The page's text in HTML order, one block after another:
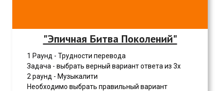
"Эпичная Битва Поколений"
1 Раунд - Трудности перевода
Задача - выбрать верный вариант ответа из 3х
2 раунд - Музыкалити
Необходимо выбрать правильный вариант